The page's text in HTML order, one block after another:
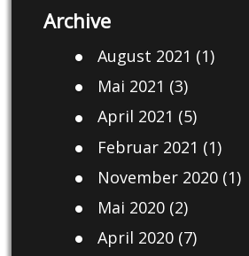
Archive
August 2021 (1)
Mai 2021 (3)
April 2021 (5)
Februar 2021 (1)
November 2020(1)
Mai 2020(2)
April 2020(7)